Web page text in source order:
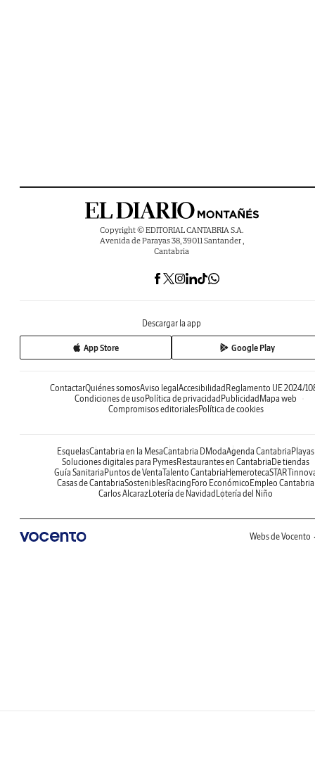
Copyright © EDITORIAL CANTABRIA S.A.
Avenida de Parayas 38, 39011 Santander ,
Cantabria
Descargar la app
App Store Google Play
ContactarQuiénes somosAviso legal Accesibilidad Reglamento UE 2024/
Condiciones de uso Política de privacidad Publicidad Mapa web
Compromisos editorialesPolítica de cookies
EsquelasCantabria en la MesaCantabria DModaAgenda Cantabria Playas
Soluciones digitales para PymesRestaurantes en Cantabria De tiendas
Guía Sanitaria Puntos de VentaTalento Cantabria Hemeroteca
Casas de CantabriaSosteniblesRacing Foro Económico Empleo Cantabria
Carlos AlcarazLotería de Navidad Lotería del Niño
Webs de Vocento